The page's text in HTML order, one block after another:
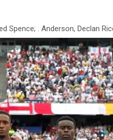
Spence; . Anderson, Declan